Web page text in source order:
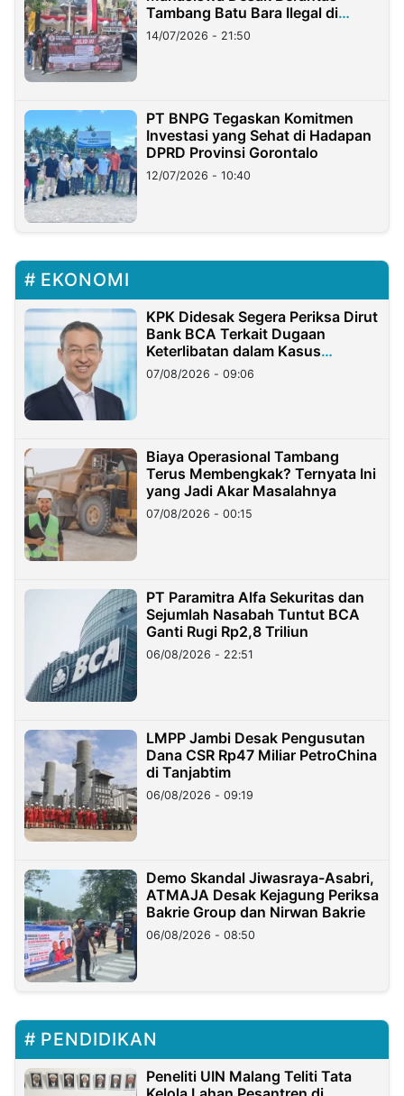
Tambang Batu Bara Ilegal di
Lampung
14/07/2026 - 21:50
PT BNPG Tegaskan Komitmen
Investasi yang Sehat di Hadapan
DPRD Provinsi Gorontalo
12/07/2026 - 10:40
EKONOMI
KPK Didesak Segera Periksa Dirut
Bank BCA Terkait Dugaan
Keterlibatan dalam Kasus
Hilangnya Dana Nasabah Rp2,58
Miliar
07/08/2026 - 09:06
Biaya Operasional Tambang
Terus Membengkak? Ternyata Ini
yang Jadi Akar Masalahnya
07/08/2026 - 00:15
PT Paramitra Alfa Sekuritas dan
Sejumlah Nasabah Tuntut BCA
Ganti Rugi Rp2,8 Triliun
06/08/2026 - 22:51
LMPP Jambi Desak Pengusutan
Dana CSR Rp47 Miliar PetroChina
di Tanjabtim
06/08/2026 - 09:19
Demo Skandal Jiwasraya-Asabri,
ATMAJA Desak Kejagung Periksa
Bakrie Group dan Nirwan Bakrie
06/08/2026 - 08:50
PENDIDIKAN
Peneliti UIN Malang Teliti Tata